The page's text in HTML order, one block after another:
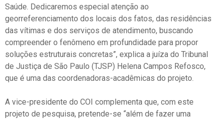
Saúde. Dedicaremos especial atenção ao
georreferenciamento dos locais dos fatos, das residências
das vítimas e dos serviços de atendimento, buscando
compreender o fenômeno em profundidade para propor
soluções estruturais concretas”, explica a juíza do Tribunal
de Justiça de São Paulo (TJSP) Helena Campos Refosco,
que é uma das coordenadoras-acadêmicas do projeto.
A vice-presidente do COI complementa que, com este
projeto de pesquisa, pretende-se “além de fazer uma